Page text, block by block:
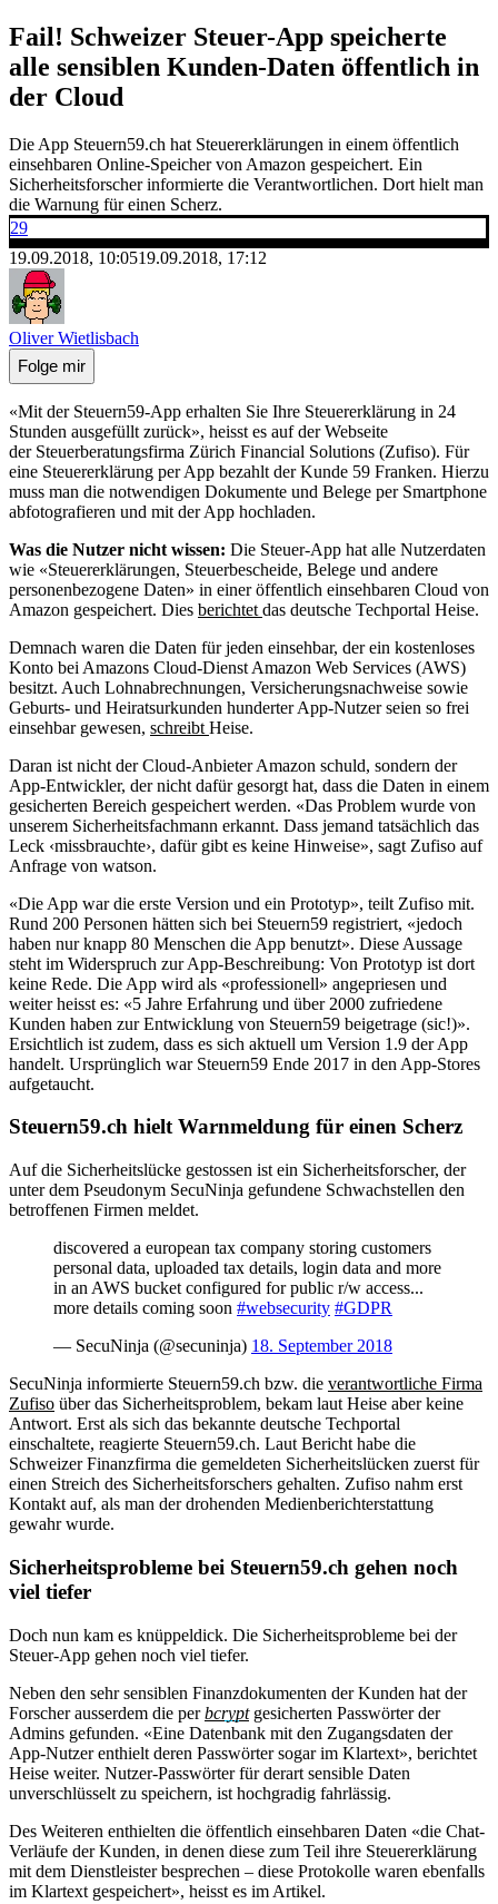
Fail! Schweizer Steuer-App speicherte
alle sensiblen Kunden-Daten öffentlich in
der Cloud
Die App Steuern59.ch hat Steuererklärungen in einem öffentlich
einsehbaren Online-Speicher von Amazon gespeichert. Ein
Sicherheitsforscher informierte die Verantwortlichen. Dort hielt man
die Warnung für einen Scherz.
29
19.09.2018, 10:0519.09.2018, 17:12
Oliver Wietlisbach
Folge mir
«Mit der Steuern59-App erhalten Sie Ihre Steuererklärung in 24
Stunden ausgefüllt zurück», heisst es auf der Webseite
der Steuerberatungsfirma Zürich Financial Solutions (Zufiso). Für
eine Steuererklärung per App bezahlt der Kunde 59 Franken. Hierzu
muss man die notwendigen Dokumente und Belege per Smartphone
abfotografieren und mit der App hochladen.
Was die Nutzer nicht wissen: Die Steuer-App hat alle Nutzerdaten
wie «Steuererklärungen, Steuerbescheide, Belege und andere
personenbezogene Daten» in einer öffentlich einsehbaren Cloud von
Amazon gespeichert. Dies berichtet das deutsche Techportal Heise.
Demnach waren die Daten für jeden einsehbar, der ein kostenloses
Konto bei Amazons Cloud-Dienst Amazon Web Services (AWS)
besitzt. Auch Lohnabrechnungen, Versicherungsnachweise sowie
Geburts- und Heiratsurkunden hunderter App-Nutzer seien so frei
einsehbar gewesen, schreibt Heise.
Daran ist nicht der Cloud-Anbieter Amazon schuld, sondern der
App-Entwickler, der nicht dafür gesorgt hat, dass die Daten in einem
gesicherten Bereich gespeichert werden. «Das Problem wurde von
unserem Sicherheitsfachmann erkannt. Dass jemand tatsächlich das
Leck ‹missbrauchte›, dafür gibt es keine Hinweise», sagt Zufiso auf
Anfrage von watson.
«Die App war die erste Version und ein Prototyp», teilt Zufiso mit.
Rund 200 Personen hätten sich bei Steuern59 registriert, «jedoch
haben nur knapp 80 Menschen die App benutzt». Diese Aussage
steht im Widerspruch zur App-Beschreibung: Von Prototyp ist dort
keine Rede. Die App wird als «professionell» angepriesen und
weiter heisst es: «5 Jahre Erfahrung und über 2000 zufriedene
Kunden haben zur Entwicklung von Steuern59 beigetrage (sic!)».
Ersichtlich ist zudem, dass es sich aktuell um Version 1.9 der App
handelt. Ursprünglich war Steuern59 Ende 2017 in den App-Stores
aufgetaucht.
Steuern59.ch hielt Warnmeldung für einen Scherz
Auf die Sicherheitslücke gestossen ist ein Sicherheitsforscher, der
unter dem Pseudonym SecuNinja gefundene Schwachstellen den
betroffenen Firmen meldet.
discovered a european tax company storing customers
personal data, uploaded tax details, login data and more
in an AWS bucket configured for public r/w access...
more details coming soon #websecurity #GDPR
— SecuNinja (@secuninja) 18. September 2018
SecuNinja informierte Steuern59.ch bzw. die verantwortliche Firma
Zufiso über das Sicherheitsproblem, bekam laut Heise aber keine
Antwort. Erst als sich das bekannte deutsche Techportal
einschaltete, reagierte Steuern59.ch. Laut Bericht habe die
Schweizer Finanzfirma die gemeldeten Sicherheitslücken zuerst für
einen Streich des Sicherheitsforschers gehalten. Zufiso nahm erst
Kontakt auf, als man der drohenden Medienberichterstattung
gewahr wurde.
Sicherheitsprobleme bei Steuern59.ch gehen noch
viel tiefer
Doch nun kam es knüppeldick. Die Sicherheitsprobleme bei der
Steuer-App gehen noch viel tiefer.
Neben den sehr sensiblen Finanzdokumenten der Kunden hat der
Forscher ausserdem die perbcryptgesicherten Passwörter der
Admins gefunden. «Eine Datenbank mit den Zugangsdaten der
App-Nutzer enthielt deren Passwörter sogar im Klartext», berichtet
Heise weiter. Nutzer-Passwörter für derart sensible Daten
unverschlüsselt zu speichern, ist hochgradig fahrlässig.
Des Weiteren enthielten die öffentlich einsehbaren Daten «die Chat-
Verläufe der Kunden, in denen diese zum Teil ihre Steuererklärung
mit dem Dienstleister besprechen – diese Protokolle waren ebenfalls
im Klartext gespeichert», heisst es im Artikel.